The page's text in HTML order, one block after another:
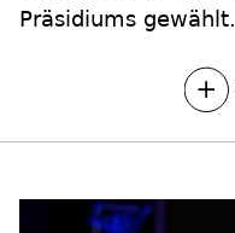
Präsidiums gewählt.